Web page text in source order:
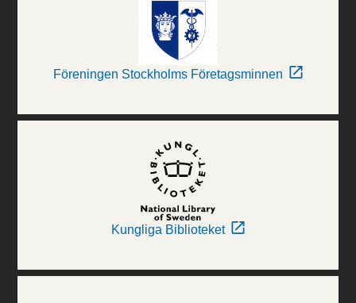
Föreningen Stockholms Företagsminnen
Kungliga Biblioteket